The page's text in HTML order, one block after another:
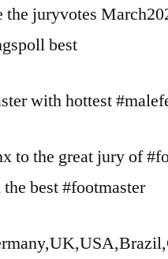
the juryvotes
best
with hottest
to the great jury of
the best #footmaster